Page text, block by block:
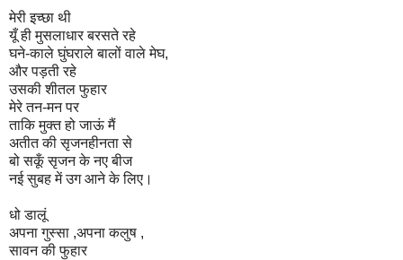
मेरी इच्छा थी
यूँ ही मुसलाधार बरसते रहे
घने-काले घुंघराले बालों वाले मेघ,
और पड़ती रहे
उसकी शीतल फुहार
मेरे तन-मन पर
ताकि मुक्त हो जाऊं मैं
अतीत की सृजनहीनता से
बो सकूँ सृजन के नए बीज
नई सुबह में उग आने के लिए।
धो डालूं
अपना गुस्सा ,अपना कलुष ,
सावन की फुहार